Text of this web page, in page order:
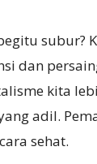
subur?
dan
kita
adil.
sehat.